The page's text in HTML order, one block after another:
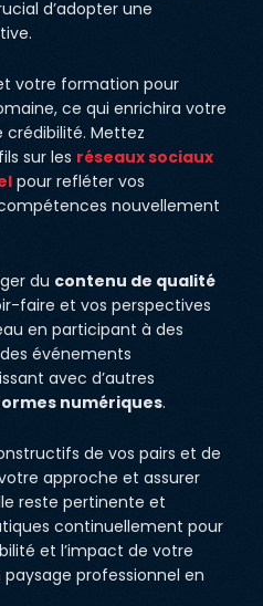
d’adopter une
votre formation pour
ce qui enrichira votre
Mettez
sur les réseaux sociaux
pour refléter vos
nouvellement
du contenu de qualité
faire et vos perspectives
en participant à des
événements
avec d’autres
numériques.
de vos pairs et de
approche et assurer
reste pertinente et
continuellement pour
et l’impact de votre
professionnel en